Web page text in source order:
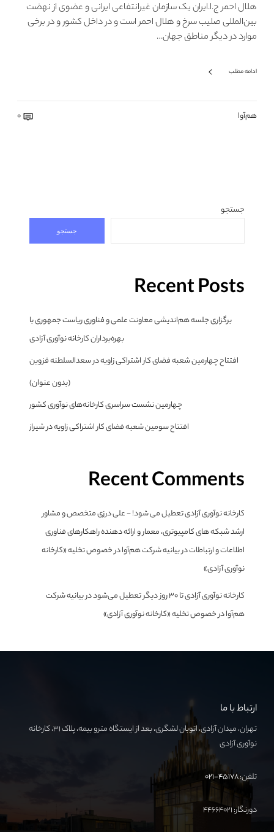
هلال احمر ج.ا.ایران یک سازمان غیرانتفاعی ایرانی و عضوی از نهضت
بین‌المللی صلیب سرخ و هلال احمر است و در داخل کشور و در برخی
موارد در دیگر مناطق جهان…
ادامه مطلب
هم‌آوا 0
جستجو
جستجو
Recent Posts
برگزاری جلسه هم‌اندیشی معاونت علمی و فناوری ریاست جمهوری با
بهره‌برداران کارخانه نوآوری آزادی
افتتاح چهارمین شعبه فضای کار اشتراکی زاویه در سعدالسلطنه قزوین
(بدون عنوان)
چهارمین نشست سراسری کارخانه‌های نوآوری کشور
افتتاح سومین شعبه فضای کار اشتراکی زاویه در شیراز
Recent Comments
کارخانه نوآوری آزادی تعطیل می شود! - علی درزی متخصص و مشاور
ارشد شبکه های کامپیوتری، معمار و ارائه دهنده راهکارهای فناوری
اطلاعات و ارتباطاتدربیانیه شرکت هم‌آوا در خصوص تخلیه «کارخانه
نوآوری آزادی»
کارخانه نوآوری آزادی تا ۳۰ روز دیگر تعطیل می‌شود دربیانیه شرکت
هم‌آوا در خصوص تخلیه «کارخانه نوآوری آزادی»
ارتباط با ما
تهران، میدان آزادی، اتوبان لشگری، بعد از ایستگاه مترو بیمه، پلاک ۳۱، کارخانه
نوآوری آزادی
تلفن:۴۵۱۷۸-۰۲۱
دورنگار: ۴۴۶۶۴۰۲۱